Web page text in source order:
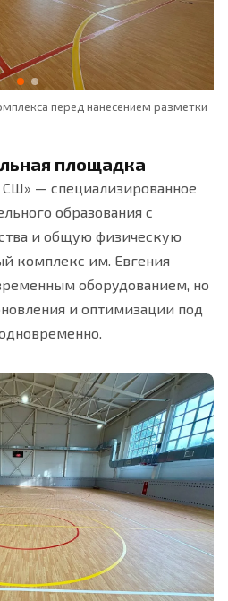
перед нанесением разметки
площадка
— специализированное
образования с
и общую физическую
комплекс им. Евгения
оборудованием, но
и оптимизации под